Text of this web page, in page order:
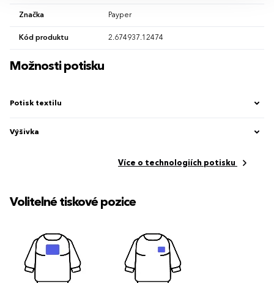
Značka Payper
Kód produktu 2.674937.12474
Možnosti potisku
Potisk textilu
Výšivka
Více o technologiích potisku
Volitelné tiskové pozice